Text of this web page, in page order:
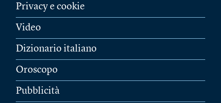
Privacy e cookie
Video
Dizionario italiano
Oroscopo
Pubblicità